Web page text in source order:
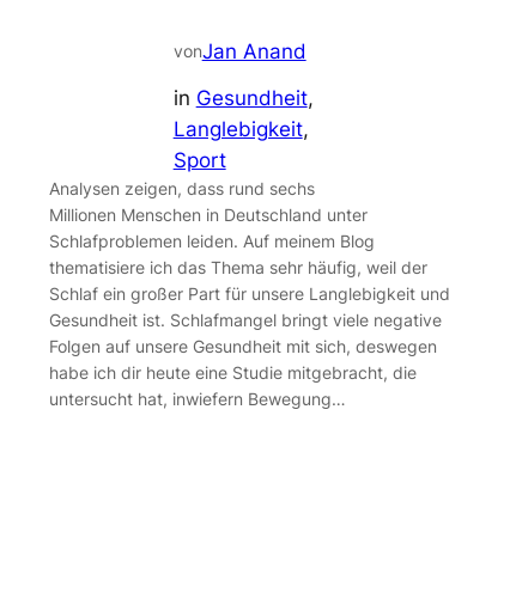
vonJan Anand
in Gesundheit
Langlebigkeit
Sport
Analysen zeigen, dass rund sechs
Millionen Menschen in Deutschland unter
Schlafproblemen leiden. Auf meinem Blog
thematisiere ich das Thema sehr häufig, weil der
Schlaf ein großer Part für unsere Langlebigkeit und
Gesundheit ist. Schlafmangel bringt viele negative
Folgen auf unsere Gesundheit mit sich, deswegen
habe ich dir heute eine Studie mitgebracht, die
untersucht hat, inwiefern Bewegung…